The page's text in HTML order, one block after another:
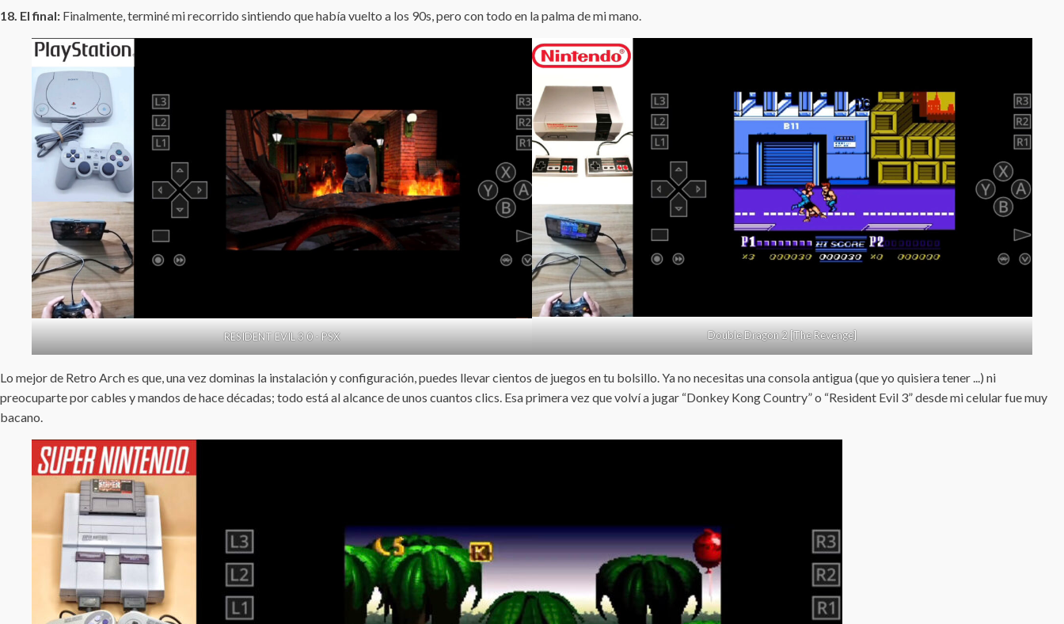
18. El final: Finalmente, terminé mi recorrido sintiendo que había vuelto a los 90s, pero con todo en la palma de mi mano.
RESIDENT EVIL 3 0 - PSX Double Dragon 2 [The Revenge]
Lo mejor de Retro Arch es que, una vez dominas la instalación y configuración, puedes llevar cientos de juegos en tu bolsillo. Ya no necesitas una consola antigua (que yo quisiera tener ...) ni
preocuparte por cables y mandos de hace décadas; todo está al alcance de unos cuantos clics. Esa primera vez que volví a jugar “Donkey Kong Country” o “Resident Evil 3” desde mi celular fue muy
bacano.